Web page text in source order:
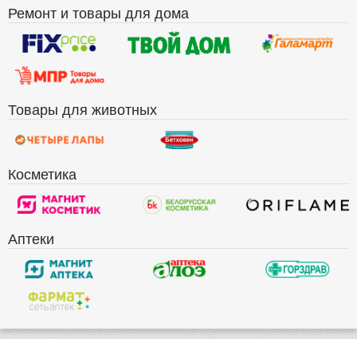
Ремонт и товары для дома
Товары для животных
Косметика
Аптеки